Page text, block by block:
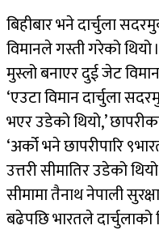
बिहीबार भने दार्चुला
विमानले गस्ती गरेको थियो
मुस्लो बनाएर दुई जेट विमान
‘एउटा विमान दार्चुला
भएर उडेको थियो,’
‘अर्को भने छापरीपारि
उत्तरी सीमातिर उडेको थियो
सीमामा तैनाथ नेपाली
बढेपछि भारतले दार्चुलाको